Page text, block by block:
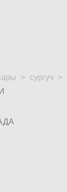
> сургуч >